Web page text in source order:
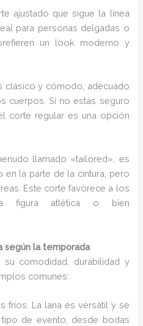
ajustado que sigue la línea
para personas delgadas o
un look moderno y
clásico y cómodo, adecuado
cuerpos. Si no estás seguro
corte regular es una opción
llamado «tailored», es
en la parte de la cintura, pero
Este corte favorece a los
figura atlética o bien
la temporada
comodidad, durabilidad y
comunes:
fríos. La lana es versátil y se
de evento, desde bodas